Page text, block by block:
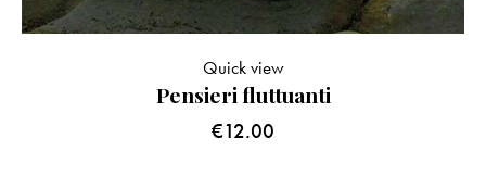
Pensieri fluttuanti
€12.00
Quick view